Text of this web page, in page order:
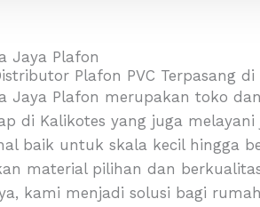
Jaya Plafon
Plafon PVC Terpasang di
Jaya Plafon merupakan toko
di Kalikotes yang juga melayani
baik untuk skala kecil hingga
material pilihan dan
kami menjadi solusi bagi